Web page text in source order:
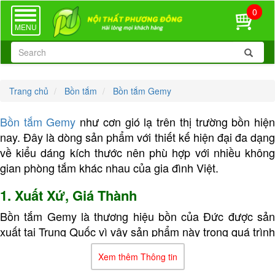
TOGGLE
NAVIGATION
MENU
0
Trang chủ Bồn tắm Bồn tắm Gemy
Bồn tắm Gemy như cơn gió lạ trên thị trường bồn hiện
nay. Đây là dòng sản phẩm với thiết kế hiện đại đa dạng
về kiểu dáng kích thước nên phù hợp với nhiều không
gian phòng tắm khác nhau của gia đình Việt.
1. Xuất Xứ, Giá Thành
Bồn tắm Gemy là thương hiệu bồn của Đức được sản
xuất tại Trung Quốc vì vậy sản phẩm này trong quá trình
sử dụng luôn đảm bảo yếu tố chất lượng cao.
Bồn tắm Gemy hiện nay có giá từ 23->85 triệu đồng tùy
Xem thêm Thông tin